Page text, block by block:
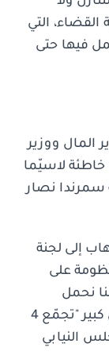
التي
فيها حتى
المال ووزير
لاسيّما
سمرندا نصار
إلى لجنة
على
نحمل
قضيّة، وقضيّتنا محقة وسندعم بشكل كبير "تجمّع 4
النيابي